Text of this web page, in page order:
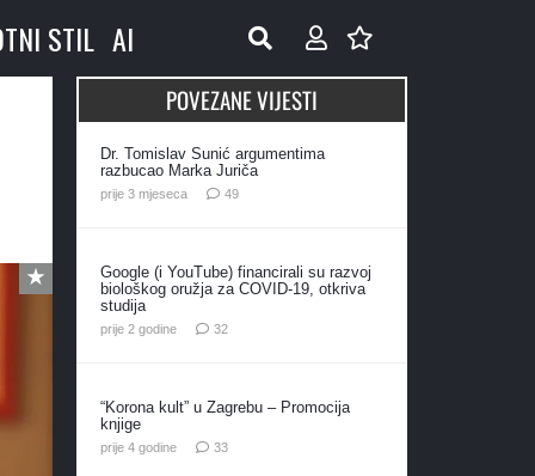
STIL AI
POVEZANE VIJESTI
Dr. Tomislav Sunić argumentima
razbucao Marka Juriča
prije 3 mjeseca 49komentara
Google (i YouTube) financirali su razvoj
biološkog oružja za COVID-19, otkriva
studija
prije 2 godine 32komentara
“Korona kult” u Zagrebu – Promocija
knjige
prije 4 godine 33komentara